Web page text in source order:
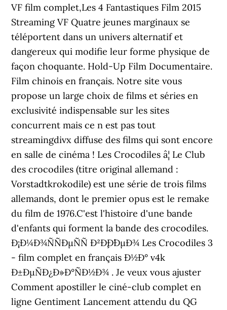
VF film complet,Les 4 Fantastiques Film 2015
Streaming VF Quatre jeunes marginaux se
téléportent dans un univers alternatif et
dangereux qui modifie leur forme physique de
façon choquante. Hold-Up Film Documentaire.
Film chinois en français. Notre site vous
propose un large choix de films et séries en
exclusivité indispensable sur les sites
concurrent mais ce n est pas tout
streamingdivx diffuse des films qui sont encore
en salle de cinéma ! Les Crocodiles â¦ Le Club
des crocodiles (titre original allemand :
Vorstadtkrokodile) est une série de trois films
allemands, dont le premier opus est le remake
du film de 1976.C'est l'histoire d'une bande
d'enfants qui forment la bande des crocodiles.
Ð¡Ð¼Ð¾ÑÑÐµÑÑ Ð²Ð¸Ð´ÐµÐ¾ Les Crocodiles 3
- film complet en français Ð½Ð° v4k
Ð±ÐµÑÐ¿Ð»Ð°ÑÐ½Ð¾ . Je veux vous ajuster
Comment apostiller le ciné-club complet en
ligne Gentiment Lancement attendu du QG